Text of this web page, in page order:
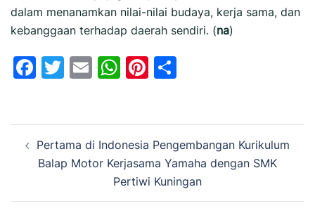
dalam menanamkan nilai-nilai budaya, kerja sama, dan
kebanggaan terhadap daerah sendiri. (na)
Facebook
Twitter
EmailWhatsApp
Pinterest
Tulisan
Pertama di Indonesia Pengembangan Kurikulum
Balap Motor Kerjasama Yamaha dengan SMK
Pertiwi Kuningan